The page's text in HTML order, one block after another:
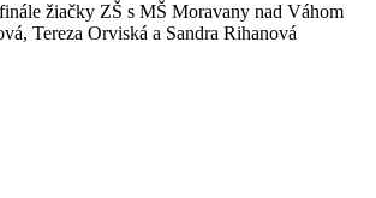
žiačky ZŠ s MŠ Moravany nad Váhom
Tereza Orviská a Sandra Rihanová